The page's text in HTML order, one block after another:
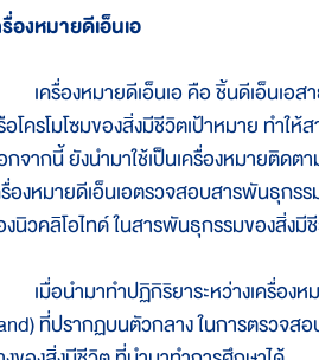
รื่องหมายดีเอ็นเอ
เครื่องหมายดีเอ็นเอ คือ ชิ้นดีเอ็นเอสา
อโครโมโซมของสิ่งมีชีวิตเป้าหมาย ทำใ
กจากนี้ ยังนำมาใช้เป็นเครื่องหมายติด
รื่องหมายดีเอ็นเอตรวจสอบสารพันธุกร
นิวคลิโอไทด์ ในสารพันธุกรรมของสิ่ง
เมื่อนำมาทำปฏิกิริยาระหว่างเครื่องหม
ที่ปรากฏบนตัวกลาง ในการตรวจส